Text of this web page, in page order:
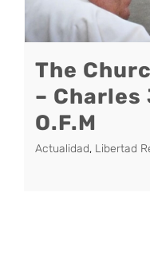
The
– Charles
O.F.M
Actualidad, Libertad